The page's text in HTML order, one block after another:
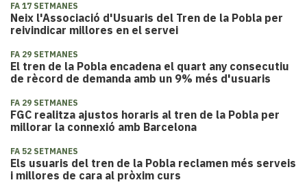
FA 17 SETMANES
​Neix l'Associació d'Usuaris del Tren de la Pobla per
reivindicar millores en el servei
FA 29 SETMANES
El tren de la Pobla encadena el quart any consecutiu
de rècord de demanda amb un 9% més d'usuaris
FA 29 SETMANES
FGC realitza ajustos horaris al tren de la Pobla per
millorar la connexió amb Barcelona
FA 52 SETMANES
Els usuaris del tren de la Pobla reclamen més serveis
i millores de cara al pròxim curs